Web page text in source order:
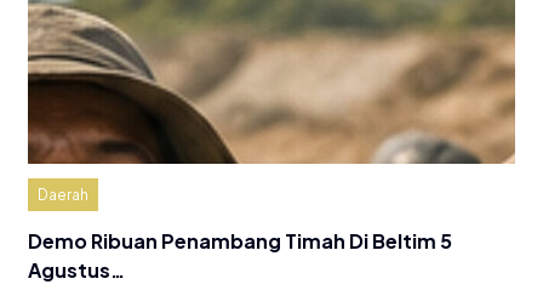
Daerah
Demo Ribuan Penambang Timah Di Beltim 5
Agustus…